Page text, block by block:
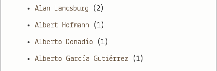
Alan Landsburg (2)
Albert Hofmann (1)
Alberto Donadío (1)
Alberto García Gutiérrez (1)